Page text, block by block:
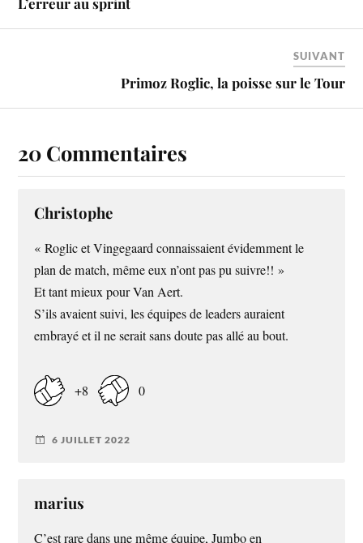
L’erreur au sprint
SUIVANT
Primoz Roglic, la poisse sur le Tour
20 Commentaires
Christophe
« Roglic et Vingegaard connaissaient évidemment le
plan de match, même eux n’ont pas pu suivre!! »
Et tant mieux pour Van Aert.
S’ils avaient suivi, les équipes de leaders auraient
embrayé et il ne serait sans doute pas allé au bout.
+8 0
6 JUILLET 2022
marius
C’est rare dans une même équipe, Jumbo en